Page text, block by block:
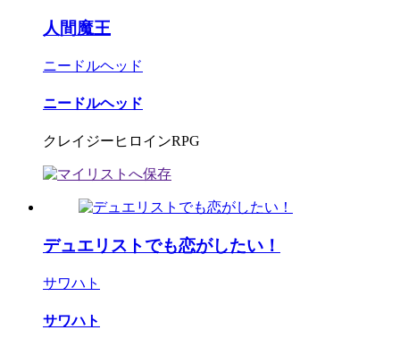
人間魔王
ニードルヘッド
ニードルヘッド
クレイジーヒロインRPG
デュエリストでも恋がしたい！
サワハト
サワハト